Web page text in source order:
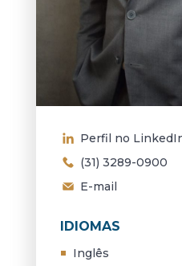
Perfil no
(31) 3289-0900
E-mail
IDIOMAS
Inglês